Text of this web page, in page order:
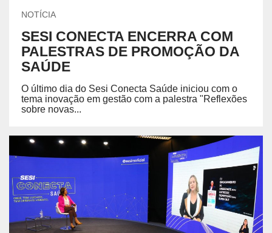
NOTÍCIA
SESI CONECTA ENCERRA COM
PALESTRAS DE PROMOÇÃO DA
SAÚDE
O último dia do Sesi Conecta Saúde iniciou com o
tema inovação em gestão com a palestra "Reflexões
sobre novas...